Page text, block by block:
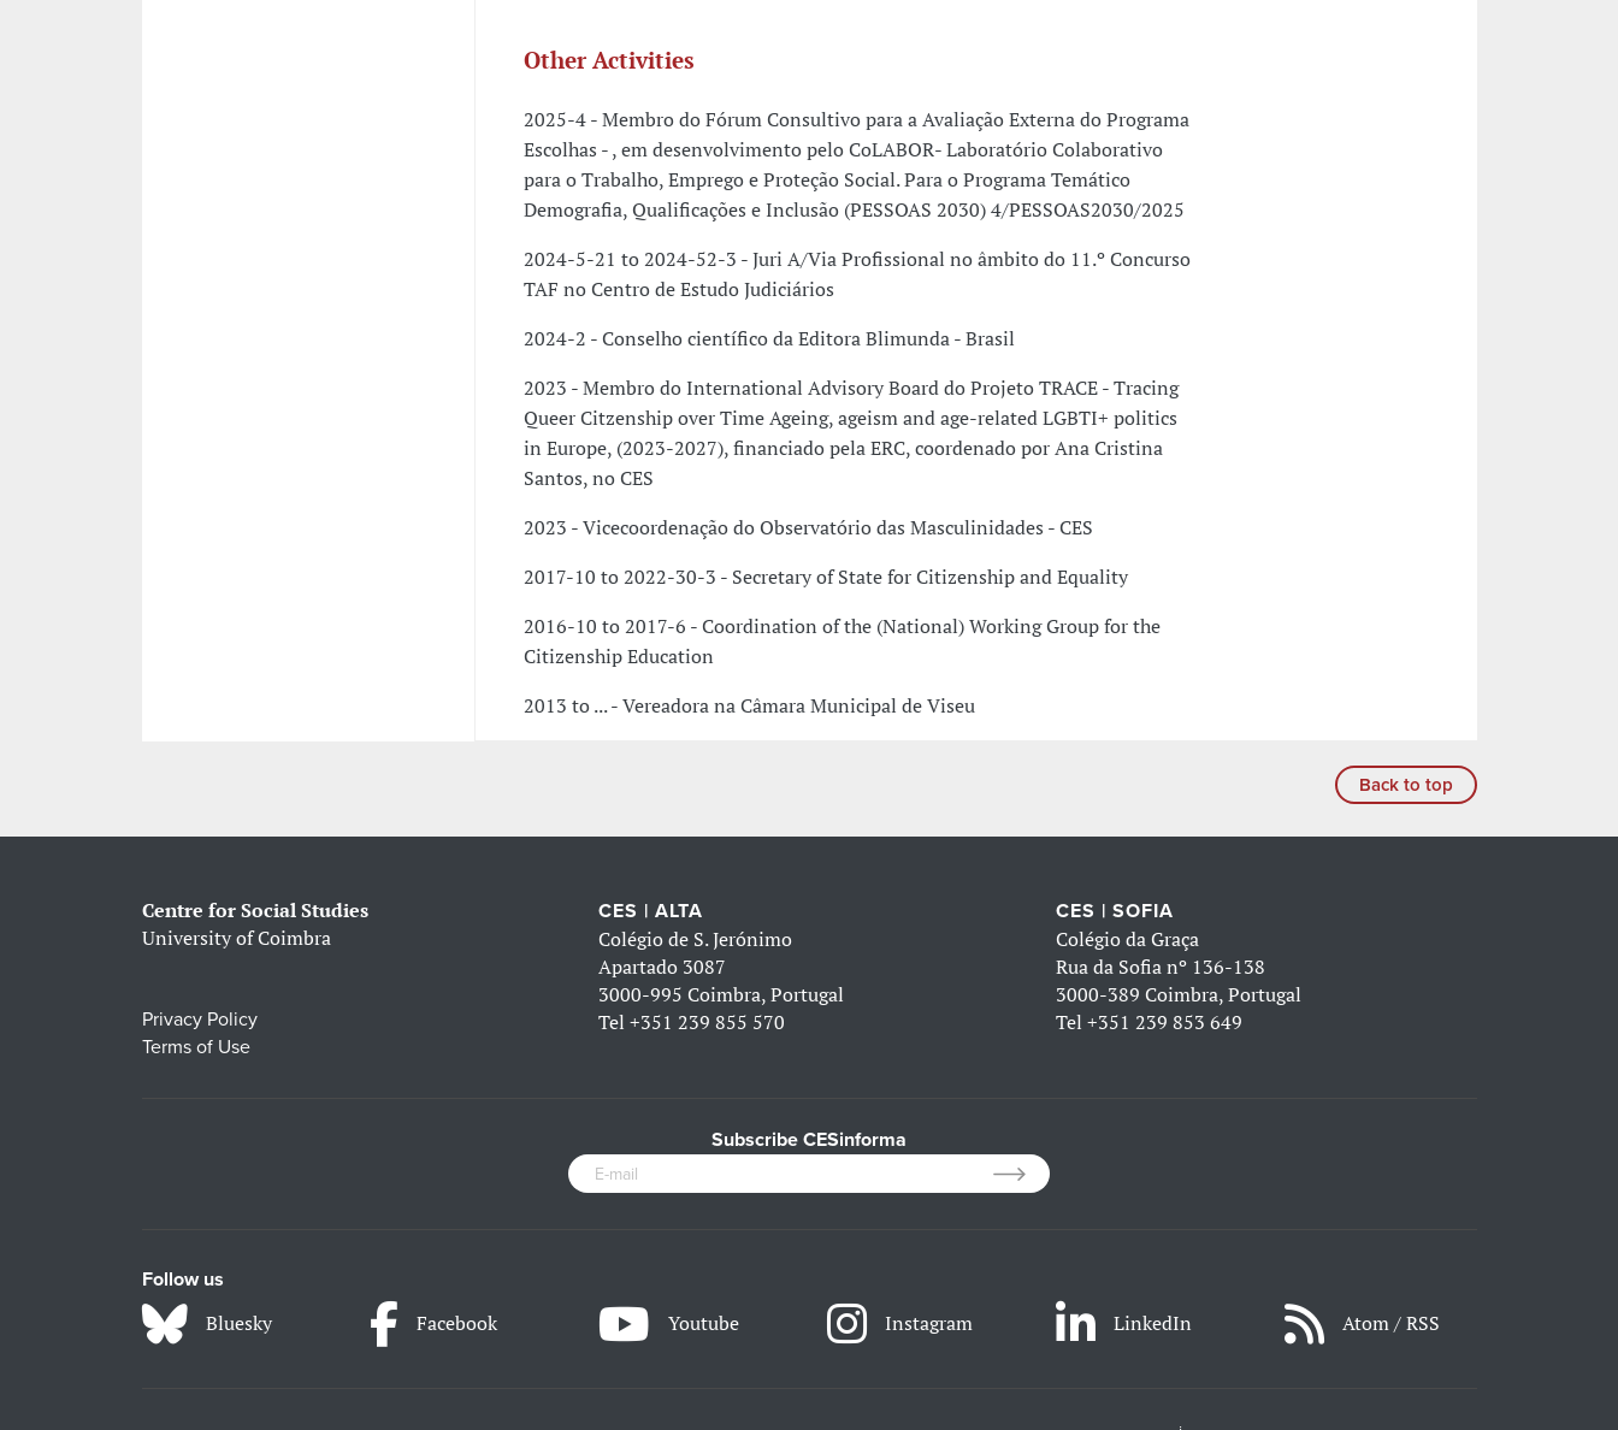
Other Activities
2025-4 - Membro do Fórum Consultivo para a Avaliação Externa do Programa
Escolhas - , em desenvolvimento pelo CoLABOR- Laboratório Colaborativo
para o Trabalho, Emprego e Proteção Social. Para o Programa Temático
Demografia, Qualificações e Inclusão (PESSOAS 2030) 4/PESSOAS2030/2025
2024-5-21 to 2024-52-3 - Juri A/Via Profissional no âmbito do 11.º Concurso
TAF no Centro de Estudo Judiciários
2024-2 - Conselho científico da Editora Blimunda - Brasil
2023 - Membro do International Advisory Board do Projeto TRACE - Tracing
Queer Citzenship over Time Ageing, ageism and age-related LGBTI+ politics
in Europe, (2023-2027), financiado pela ERC, coordenado por Ana Cristina
Santos, no CES
2023 - Vicecoordenação do Observatório das Masculinidades - CES
2017-10 to 2022-30-3 - Secretary of State for Citizenship and Equality
2016-10 to 2017-6 - Coordination of the (National) Working Group for the
Citizenship Education
2013 to ... - Vereadora na Câmara Municipal de Viseu
Back to top
Centre for Social Studies
University of Coimbra
Privacy Policy
Terms of Use
CES | ALTA
Colégio de S. Jerónimo
Apartado 3087
3000-995 Coimbra, Portugal
Tel+351 239 855 570
CES | SOFIA
Colégio da Graça
Rua da Sofia nº 136-138
3000-389 Coimbra, Portugal
Tel +351 239 853 649
Subscribe CESinforma
Follow us
Bluesky Facebook Youtube Instagram LinkedIn Atom / RSS